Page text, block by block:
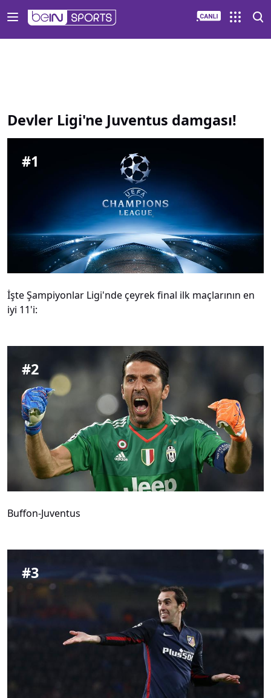
Devler Ligi'ne Juventus damgası!
#1
İşte Şampiyonlar Ligi'nde çeyrek final ilk maçlarının en
iyi 11'i:
#2
Buffon-Juventus
#3
Devler Ligi ne Juventus damgası | beIN SPORTS Türkiye -